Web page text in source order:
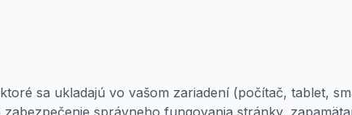
sa ukladajú vo vašom zariadení (počítač, tablet,
správneho fungovania stránky,